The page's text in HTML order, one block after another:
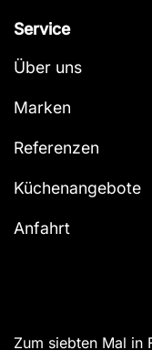
Service
Über uns
Marken
Referenzen
Küchenangebote
Anfahrt
Zum siebten Mal in